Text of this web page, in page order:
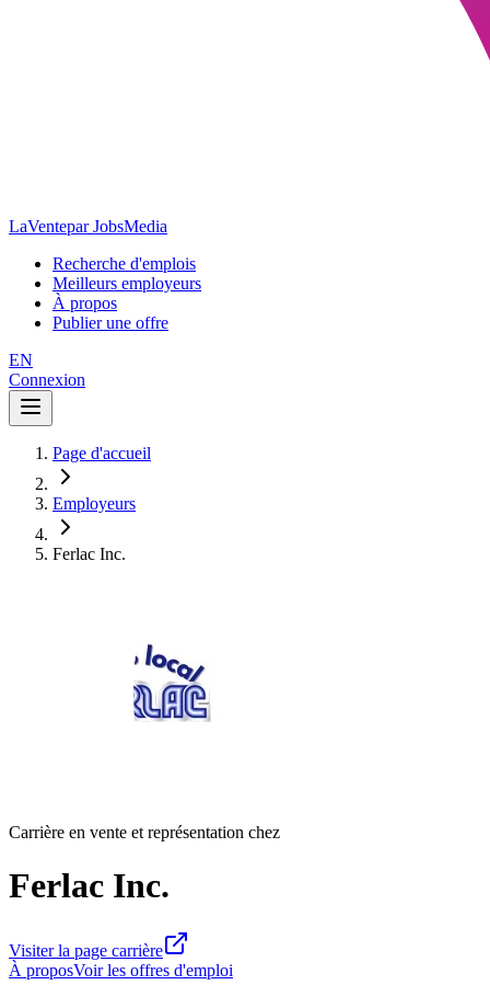
LaVentepar JobsMedia
Recherche d'emplois
Meilleurs employeurs
À propos
Publier une offre
EN
Connexion
Page d'accueil
Employeurs
Ferlac Inc.
Carrière en vente et représentation chez
Ferlac Inc.
Visiter la page carrière
À proposVoir les offres d'emploi